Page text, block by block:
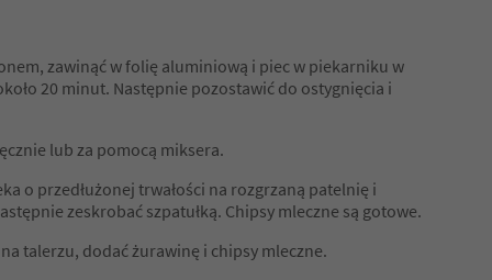
zawinąć w folię aluminiową i piec w piekarniku w
20 minut. Następnie pozostawić do ostygnięcia i
lub za pomocą miksera.
o przedłużonej trwałości na rozgrzaną patelnię i
zeskrobać szpatułką. Chipsy mleczne są gotowe.
talerzu, dodać żurawinę i chipsy mleczne.